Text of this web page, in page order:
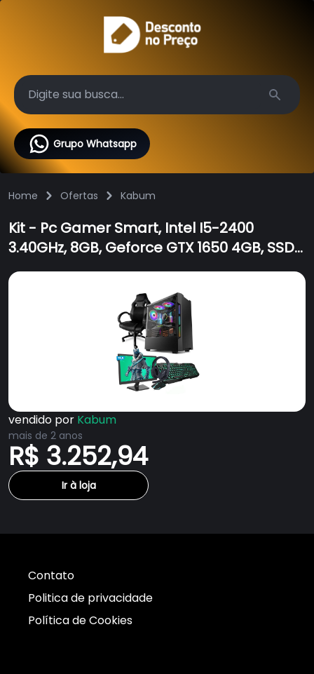
Search
Grupo Whatsapp
Home Ofertas Kabum
Kit - Pc Gamer Smart, Intel I5-2400
3.40GHz, 8GB, Geforce GTX 1650 4GB, SSD
480GB + Monitor 19.5" + Cadeira Gamer -
Smt81469
vendido por Kabum
mais de 2 anos
R$ 3.252,94
Ir à loja
Contato
Politica de privacidade
Política de Cookies